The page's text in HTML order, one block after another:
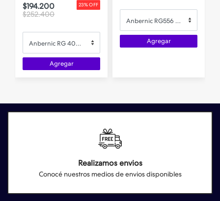
23% OFF
$194.200
$252.400
Anbernic RG 40XXV Consola Portatil Retro RG40XXV + 10000 juegos ps1, nes, super nes, game boy, dreamcast, n64, arcade, mame, neogeo y mas
Agregar
Anbernic RG556 Consola Portatil Retro + 4000 juegos ps1, ps2, dreamcast, gamecube, n64, arcade, mame, neogeo y mas
Agregar
Realizamos envios
Conocé nuestros medios de envios disponibles